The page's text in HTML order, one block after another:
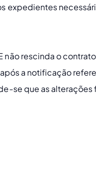
expedientes
não rescinda o
a notificação
se que as alterações